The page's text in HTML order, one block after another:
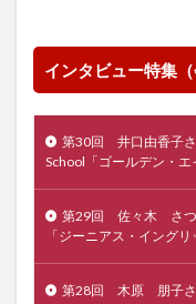
インタビュー特集（
第30回 井口由香子
School「ゴールデン・エ
第29回 佐々木 さつ
「ジーニアス・イング
第28回 木原 朋子さ